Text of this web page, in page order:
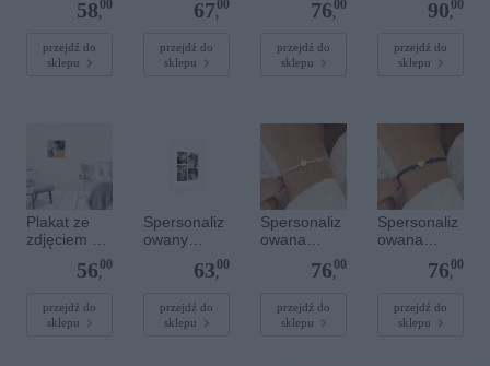
58,
00
przejdź do
sklepu
67,
00
przejdź do
sklepu
dla dzieci -
owana -
Srebrne
76,
00
przejdź do
sklepu
drewnianej
30 cm
90,
00
przejdź do
sklepu
Plakat ze
zdjęciem 30
56,
00
przejdź do
sklepu
Spersonaliz
owany
plakat - 30 x
63,
00
przejdź do
sklepu
Spersonaliz
owana
bransoletka
sznurkowa -
Złote kółko
76,
00
przejdź do
sklepu
Spersonaliz
owana
bransoletka
sznurkowa -
Złote serce
76,
00
przejdź do
sklepu